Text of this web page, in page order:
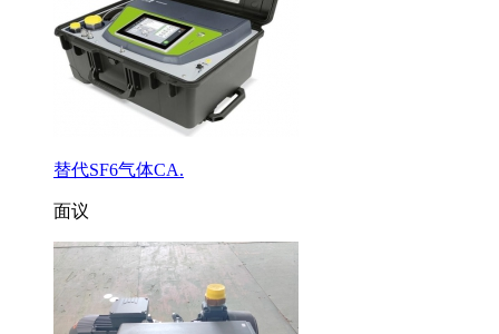
替代SF6气体CA.
面议